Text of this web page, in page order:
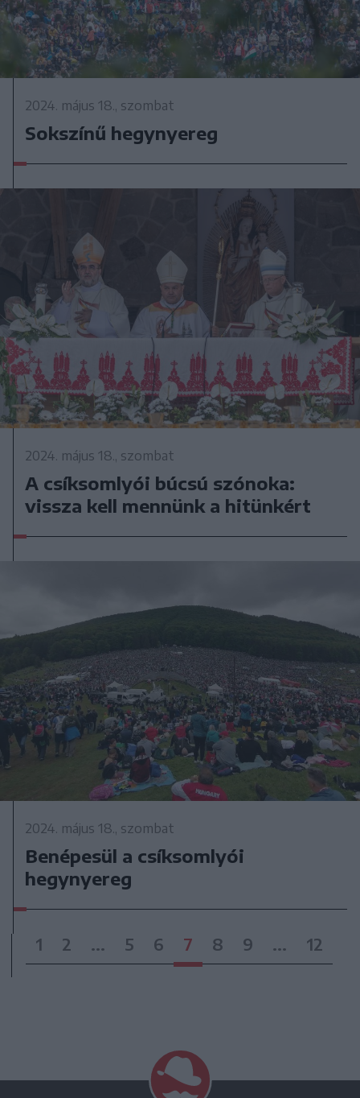
2024. május 18., szombat
Sokszínű hegynyereg
2024. május 18., szombat
A csíksomlyói búcsú szónoka:
vissza kell mennünk a hitünkért
2024. május 18., szombat
Benépesül a csíksomlyói
hegynyereg
1 2 ... 5 6 7 8 9 ... 12